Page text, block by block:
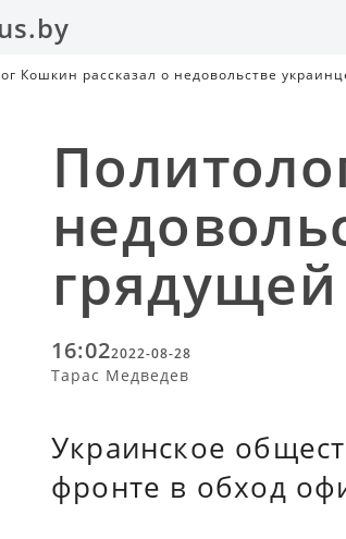
Кошкин рассказал о недовольстве
16:022022-08-28
Тарас Медведев
Украинское
фронте в обход